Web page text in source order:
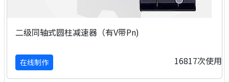
二级同轴式圆柱减速器（有V带Pn)
在线制作 16817次使用